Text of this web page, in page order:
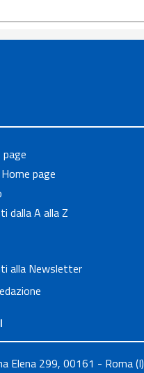
page
dalla A alla Z
alla Newsletter
Elena 299, 00161 - Roma (I)